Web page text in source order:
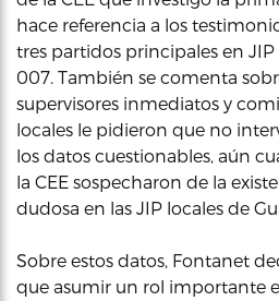
hace referencia a los
tres partidos principales en
007. También se comenta
supervisores inmediatos y
locales le pidieron que no
los datos cuestionables, aún
la CEE sospecharon de la
dudosa en las JIP locales de
Sobre estos datos, Fontanet
que asumir un rol importante